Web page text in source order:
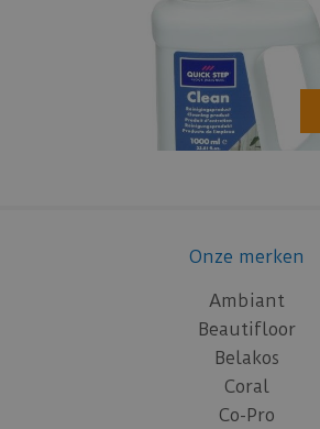
Onze merken
Ambiant
Beautifloor
Belakos
Coral
Co-Pro